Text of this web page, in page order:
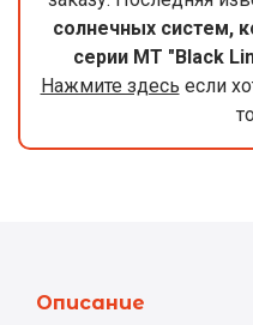
солнечных систем,
серии МТ "Black
Нажмите здесь если
Описание